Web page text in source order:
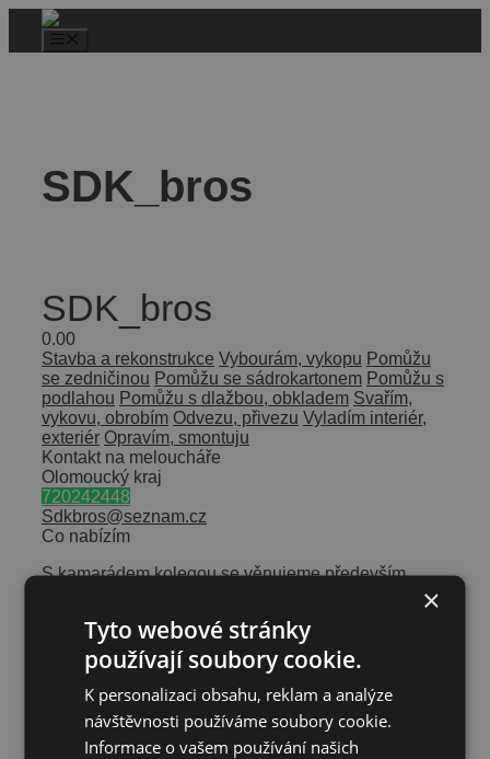
SDK_bros
SDK_bros
0.00
Stavba a rekonstrukce Vybourám, vykopu Pomůžu
se zedničinou Pomůžu se sádrokartonem Pomůžu s
podlahou Pomůžu s dlažbou, obkladem Svařím,
vykovu, obrobím Odvezu, přivezu Vyladím interiér,
exteriér Opravím, smontuju
Kontakt na meloucháře
Olomoucký kraj
720242448
Sdkbros@seznam.cz
Co nabízím
S kamarádem kolegou se věnujeme především
sádrokartonem. Umíme příčky, stropy, šikminy, půdy,
různé kastlíky, rampy… vše je o dohodě 🙂
Avšak nezalekneme se ani ostatních stavebních
práci, vše je o domluvě.
Hodnocení meloucháře
Napsat hodnocení
×
Tyto webové stránky
používají soubory cookie.
K personalizaci obsahu, reklam a analýze
návštěvnosti používáme soubory cookie.
Informace o vašem používání našich